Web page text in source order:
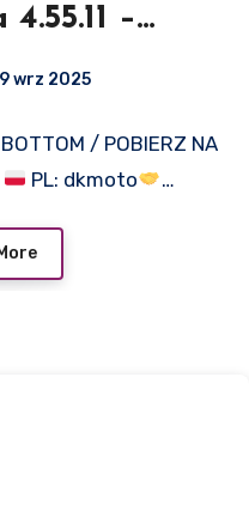
–
wrz 2025
/ POBIERZ NA
PL: dkmoto …